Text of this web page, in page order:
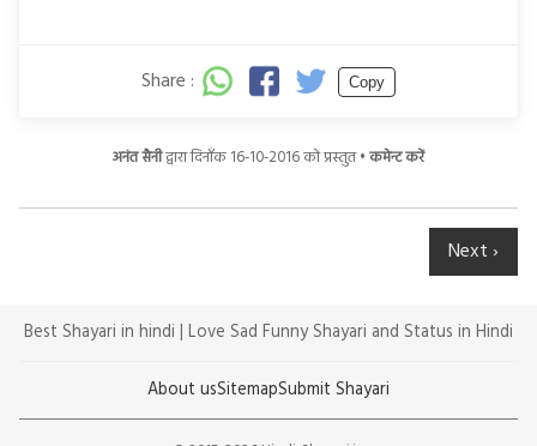
Share : Copy
अनंत सैनीद्वारा दिनाँक 16-10-2016 को प्रस्तुत •कमेन्ट करें
Next ›
Best Shayari in hindi | Love Sad Funny Shayari and Status in Hindi
About usSitemapSubmit Shayari